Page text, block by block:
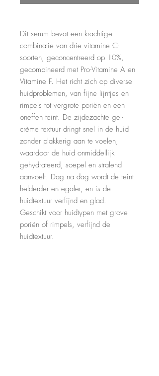
Dit serum bevat een krachtige
combinatie van drie vitamine C-
soorten, geconcentreerd op 10%,
gecombineerd met Pro-Vitamine A en
Vitamine F. Het richt zich op diverse
huidproblemen, van fijne lijntjes en
rimpels tot vergrote poriën en een
oneffen teint. De zijdezachte gel-
crème textuur dringt snel in de huid
zonder plakkerig aan te voelen,
waardoor de huid onmiddellijk
gehydrateerd, soepel en stralend
aanvoelt. Dag na dag wordt de teint
helderder en egaler, en is de
huidtextuur verfijnd en glad.
Geschikt voor huidtypen met grove
poriën of rimpels, verfijnd de
huidtextuur.